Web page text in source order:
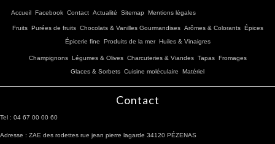
Accueil Facebook Contact Actualité Sitemap Mentions légales
Fruits Purées de fruits Chocolats & Vanilles Gourmandises Arômes & Colorants Épices
Épicerie fine
Produits de la mer Huiles & Vinaigres
Champignons Légumes & Olives Charcuteries & Viandes Tapas Fromages
Glaces & Sorbets Cuisine moléculaire Matériel
Contact
Tel : 04 67 00 00 60
Adresse : ZAE des rodettes rue jean pierre lagarde 34120 PÉZENAS